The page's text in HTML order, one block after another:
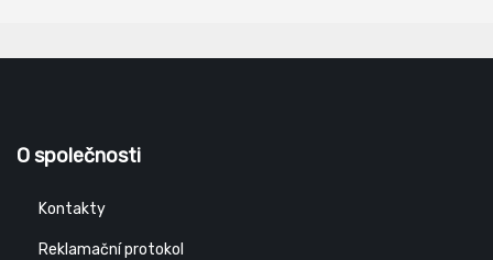
O společnosti
Kontakty
Reklamační protokol